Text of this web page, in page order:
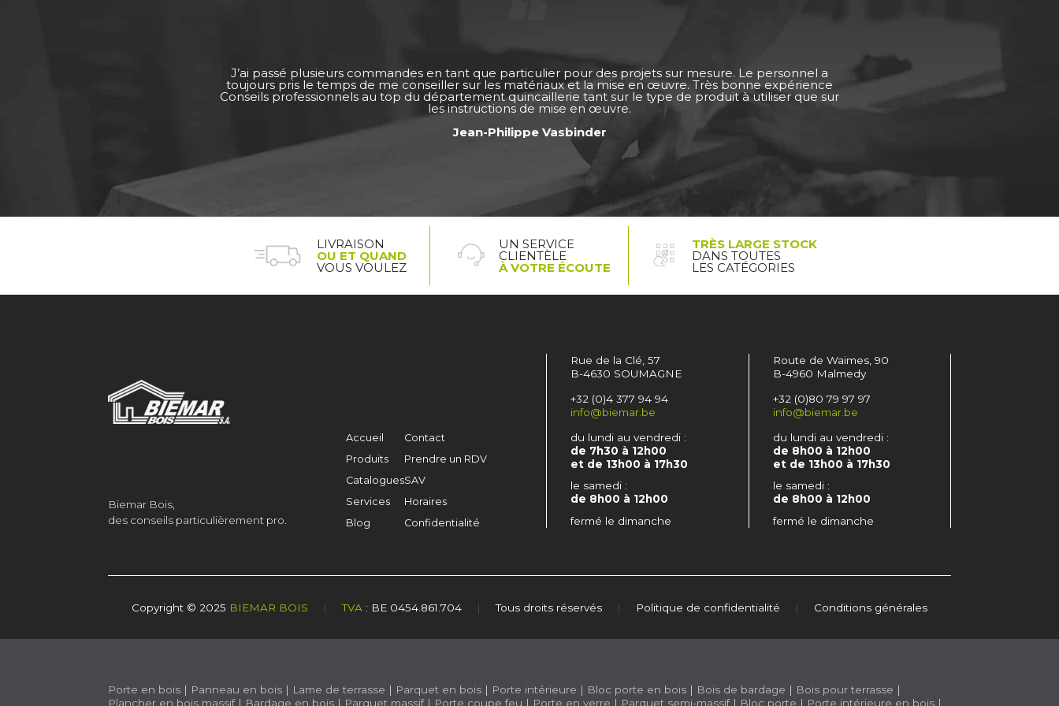
J’ai passé plusieurs commandes en tant que particulier pour des projets sur mesure. Le personnel a
toujours pris le temps de me conseiller sur les matériaux et la mise en œuvre. Très bonne expérience
Conseils professionnels au top du département quincaillerie tant sur le type de produit à utiliser que sur
les instructions de mise en œuvre.
Jean-Philippe Vasbinder
LIVRAISON
OU ET QUAND
VOUS VOULEZ
UN SERVICE
CLIENTÈLE
À VOTRE ÉCOUTE
TRÈS LARGE STOCK
DANS TOUTES
LES CATÉGORIES
Biemar Bois,
des conseils particulièrement pro.
Accueil
Produits
Catalogues
Services
Blog
Contact
Prendre un RDV
SAV
Horaires
Confidentialité
Rue de la Clé, 57
B-4630 SOUMAGNE
+32 (0)4 377 94 94
info@biemar.be
du lundi au vendredi :
de 7h30 à 12h00
et de 13h00 à 17h30
le samedi :
de 8h00 à 12h00
fermé le dimanche
Route de Waimes, 90
B-4960 Malmedy
+32 (0)80 79 97 97
info@biemar.be
du lundi au vendredi :
de 8h00 à 12h00
et de 13h00 à 17h30
le samedi :
de 8h00 à 12h00
fermé le dimanche
Copyright © 2025 BIEMAR BOIS | TVA : BE 0454.861.704 | Tous droits réservés | Politique de confidentialité | Conditions générales
Porte en bois | Panneau en bois | Lame de terrasse | Parquet en bois | Porte intérieure | Bloc porte en bois | Bois de bardage | Bois pour terrasse |
Plancher en bois massif| Bardage en bois | Parquet massif| Porte coupe feu | Porte en verre | Parquet semi-massif| Bloc porte | Porte intérieure en bois |